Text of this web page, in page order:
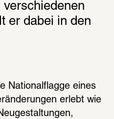
verschiedenen
er dabei in den
Nationalflagge eines
erlebt wie